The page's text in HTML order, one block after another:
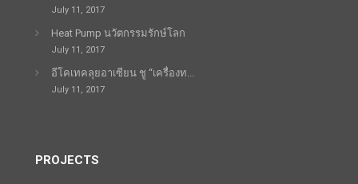
July 11, 2017
Heat Pump นวัตกรรมรักษ์โลก
July 11, 2017
อีโคเทคลุยอาเซียน ชู “เครื่องท...
July 11, 2017
PROJECTS